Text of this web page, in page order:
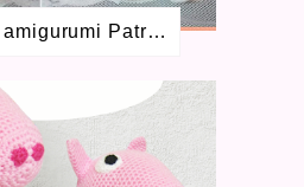
2017
2016
2016
2
2016
1
2016
3
SNOOPY amigurumi Patrón GRATIS